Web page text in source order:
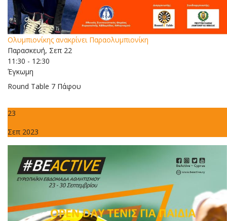
Ολυμπιονίκης ανακρίνει Παραολυμπιονίκη
Παρασκευή, Σεπ 22
11:30 - 12:30
Έγκωμη
Round Table 7 Πάφου
23
Σεπ 2023